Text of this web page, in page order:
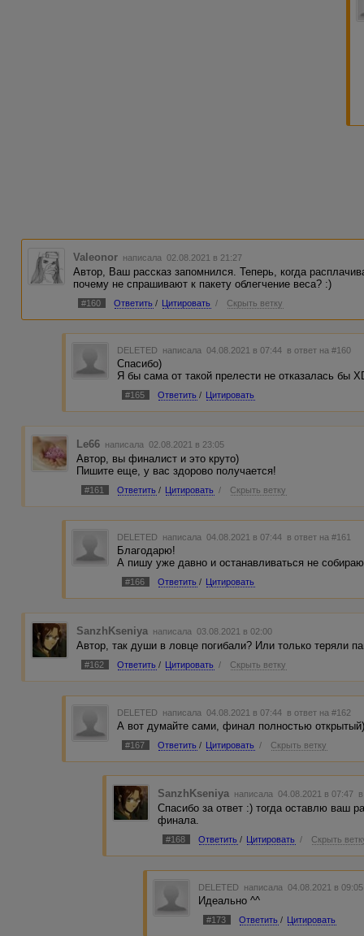
Valeonor написала 02.08.2021 в 21:27
Автор, Ваш рассказ запомнился. Теперь, когда
почему не спрашивают к пакету облегчение веса? :)
#160 Ответить / Цитировать / Скрыть ветку
DELETED написала 04.08.2021 в 07:44 в ответ на #160
Спасибо)
Я бы сама от такой прелести не отказалась бы
#165 Ответить / Цитировать
Le66 написала 02.08.2021 в 23:05
Автор, вы финалист и это круто)
Пишите еще, у вас здорово получается!
#161 Ответить / Цитировать / Скрыть ветку
DELETED написала 04.08.2021 в 07:44 в ответ на #161
Благодарю!
А пишу уже давно и останавливаться не
#166 Ответить / Цитировать
SanzhKseniya написала 03.08.2021 в 02:00
Автор, так души в ловце погибали? Или только теряли
#162 Ответить / Цитировать / Скрыть ветку
DELETED написала 04.08.2021 в 07:44 в ответ на #162
А вот думайте сами, финал полностью
#167 Ответить / Цитировать / Скрыть ветку
SanzhKseniya написала 04.08.2021 в 07:47
Спасибо за ответ :) тогда оставлю ваш
финала.
#168 Ответить / Цитировать / Скрыть
DELETED написала 04.08.2021 в
Идеально ^^
#173 Ответить / Цитировать